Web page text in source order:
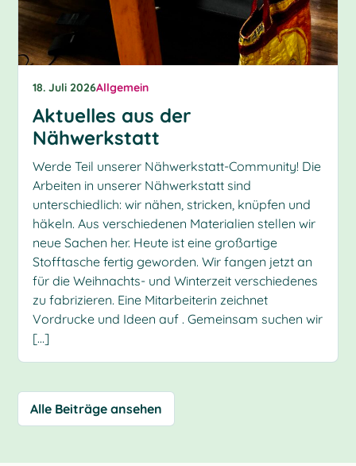
18. Juli 2026Allgemein
Aktuelles aus der
Nähwerkstatt
Werde Teil unserer Nähwerkstatt-Community! Die
Arbeiten in unserer Nähwerkstatt sind
unterschiedlich: wir nähen, stricken, knüpfen und
häkeln. Aus verschiedenen Materialien stellen wir
neue Sachen her. Heute ist eine großartige
Stofftasche fertig geworden. Wir fangen jetzt an
für die Weihnachts- und Winterzeit verschiedenes
zu fabrizieren. Eine Mitarbeiterin zeichnet
Vordrucke und Ideen auf . Gemeinsam suchen wir
[…]
Alle Beiträge ansehen